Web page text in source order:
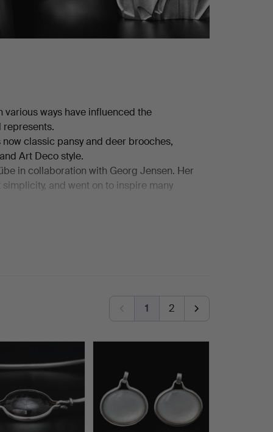
ways have influenced the
classic pansy and deer brooches,
Art Deco style.
in collaboration with Georg Jensen. Her
and went on to inspire many
unpretentious works, characterised by
Vigeland's sculptural pieces, Marianne
as jewellery by Björn Weckström, Regine
1 2